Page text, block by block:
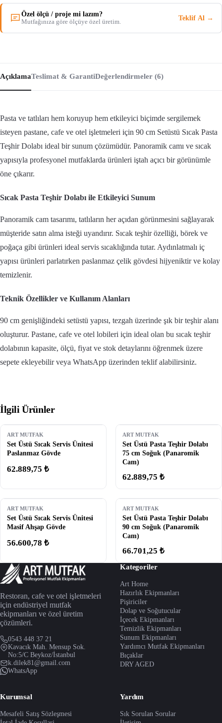
Özel ölçü / proje mi lazım?
Mutfağınıza göre ölçüye özel üretim.
Teklif Al →
AçıklamaTeslimat & GarantiDeğerlendirmeler (6)
Pasta ve tatlıları hem koruyup hem etkileyici biçimde sergilemek
isteyen pastane, cafe ve otel işletmeleri için 90 cm Setüstü Sıcak Pasta
Teşhir Dolabı ideal bir sunum çözümüdür. Panoramik camı ve sıcak
yapısıyla profesyonel mutfaklarda ürünleri iştah açıcı bir görünümle
öne çıkarır.
Sıcak Pasta Teşhir Dolabı ile Etkileyici Sunum
Panoramik cam tasarımı, tatlıların her açıdan görünmesini sağlayarak
müşteride satın alma isteği uyandırır. Sıcak teşhir özelliği, börek ve
poğaça gibi ürünleri ideal servis sıcaklığında tutar. Aydınlatmalı iç
yapısı ürünleri parlatırken paslanmaz çelik gövdesi hijyeniktir ve kolay
temizlenir.
Teknik Özellikler ve Kullanım Alanları
90 cm genişliğindeki setüstü yapısı, tezgah üzerinde şık bir teşhir alanı
oluşturur. Pastane, cafe ve otel lobileri için ideal olan bu sıcak teşhir
dolabının kapasite, ölçü, fiyat ve stok detaylarını öğrenmek üzere
sepete ekleyebilir veya WhatsApp üzerinden teklif alabilirsiniz.
İlgili Ürünler
ART MUTFAK
Set Üstü Sıcak Servis Ünitesi
Paslanmaz Gövde
62.889,75 ₺
ART MUTFAK
Set Üstü Pasta Teşhir Dolabı
75 cm Soğuk (Panaromik
Cam)
62.889,75 ₺
ART MUTFAK
Set Üstü Sıcak Servis Ünitesi
Masif Ahşap Gövde
56.600,78 ₺
ART MUTFAK
Set Üstü Pasta Teşhir Dolabı
90 cm Soğuk (Panaromik
Cam)
66.701,25 ₺
Restoran, cafe ve otel işletmeleri
için endüstriyel mutfak
ekipmanları ve özel üretim
çözümleri.
0543 448 37 21
Kavacık Mah. Mensup Sok.
No:5/C Beykoz/İstanbul
k.dilek81@gmail.com
WhatsApp
Kategoriler
Art Home
Hazırlık Ekipmanları
Pişiriciler
Dolap ve Soğutucular
İçecek Ekipmanları
Temizlik Ekipmanları
Sunum Ekipmanları
Yardımcı Mutfak Ekipmanları
Bıçaklar
DRY AGED
Kurumsal
Mesafeli Satış Sözleşmesi
Yardım
Sık Sorulan Sorular